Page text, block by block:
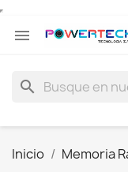

search
Inicio Memoria